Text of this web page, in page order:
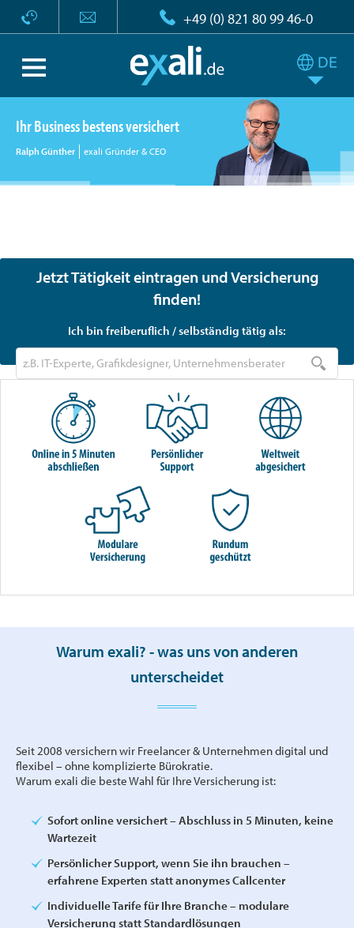
+49 (0) 821 80 99 46-0
Ihr Business bestens versichert
Ralph Günther exali Gründer & CEO
Jetzt Tätigkeit eintragen und Versicherung
finden!
Ich bin freiberuflich / selbständig tätig als:
Warum exali? - was uns von anderen
unterscheidet
Seit 2008 versichern wir Freelancer & Unternehmen digital und
flexibel – ohne komplizierte Bürokratie.
Warum exali die beste Wahl für Ihre Versicherung ist:
Sofort online versichert – Abschluss in 5 Minuten, keine
Wartezeit
Persönlicher Support, wenn Sie ihn brauchen –
erfahrene Experten statt anonymes Callcenter
Individuelle Tarife für Ihre Branche – modulare
Versicherung statt Standardlösungen